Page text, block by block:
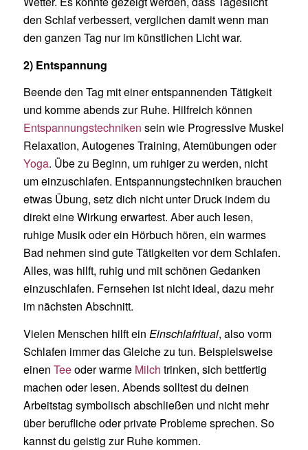
den Schlaf verbessert, verglichen damit wenn man
den ganzen Tag nur im künstlichen Licht war.
2) Entspannung
Beende den Tag mit einer entspannenden Tätigkeit
und komme abends zur Ruhe. Hilfreich können
Entspannungstechniken sein wie Progressive Muskel
Relaxation, Autogenes Training, Atemübungen oder
Yoga. Übe zu Beginn, um ruhiger zu werden, nicht
um einzuschlafen. Entspannungstechniken brauchen
etwas Übung, setz dich nicht unter Druck indem du
direkt eine Wirkung erwartest. Aber auch lesen,
ruhige Musik oder ein Hörbuch hören, ein warmes
Bad nehmen sind gute Tätigkeiten vor dem Schlafen.
Alles, was hilft, ruhig und mit schönen Gedanken
einzuschlafen. Fernsehen ist nicht ideal, dazu mehr
im nächsten Abschnitt.
Vielen Menschen hilft ein Einschlafritual, also vorm
Schlafen immer das Gleiche zu tun. Beispielsweise
einen Teeoder warme Milch trinken, sich bettfertig
machen oder lesen. Abends solltest du deinen
Arbeitstag symbolisch abschließen und nicht mehr
über berufliche oder private Probleme sprechen. So
kannst du geistig zur Ruhe kommen.